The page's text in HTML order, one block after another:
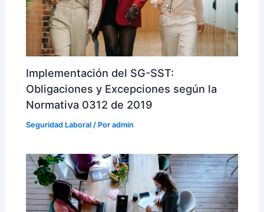
Implementación del SG-SST:
Obligaciones y Excepciones según la
Normativa 0312 de 2019
Seguridad Laboral / Poradmin